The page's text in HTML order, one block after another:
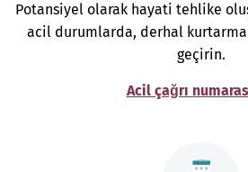
Potansiyel olarak hayati tehlike
acil durumlarda, derhal
geçirin.
Acil çağrı